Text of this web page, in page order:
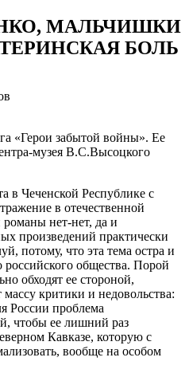
МАЛЬЧИШКИ
БОЛЬ
«Герои забытой войны». Ее
музея В.С.Высоцкого
в Чеченской Республике с
в отечественной
романы нет-нет, да и
произведений практически
потому, что эта тема остра и
российского общества. Порой
обходят ее стороной,
критики и недовольства:
России проблема
чтобы ее лишний раз
Кавказе, которую с
вообще на особом